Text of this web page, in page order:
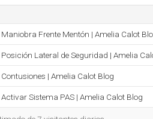
Frente Mentón | Amelia Calot
Lateral de Seguridad | Amelia
| Amelia Calot Blog
Sistema PAS | Amelia Calot Blog